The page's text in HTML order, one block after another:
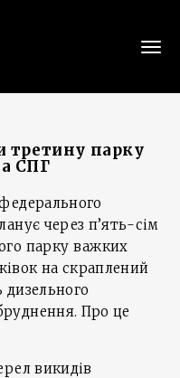
третину парку
СПГ
через п’ять-сім
парку важких
на скраплений
Про це
викидів